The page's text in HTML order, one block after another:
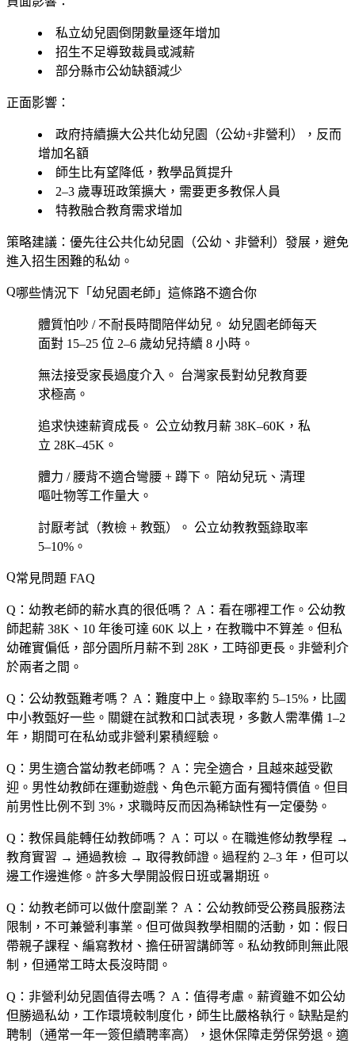
私立幼兒園倒閉數量逐年增加
招生不足導致裁員或減薪
部分縣市公幼缺額減少
正面影響：
政府持續擴大公共化幼兒園（公幼+非營利），反而
增加名額
師生比有望降低，教學品質提升
2–3 歲專班政策擴大，需要更多教保人員
特教融合教育需求增加
策略建議 ：優先往公共化幼兒園（公幼、非營利）發展，避免
進入招生困難的私幼。
哪些情況下「幼兒園老師」這條路不適合你
體質怕吵 / 不耐長時間陪伴幼兒。 幼兒園老師每天
面對 15–25 位 2–6 歲幼兒持續 8 小時。
無法接受家長過度介入。 台灣家長對幼兒教育要
求極高。
追求快速薪資成長。 公立幼教月薪 38K–60K，私
立 28K–45K。
體力 / 腰背不適合彎腰 + 蹲下。
陪幼兒玩、清理
嘔吐物等工作量大。
討厭考試（教檢 + 教甄）。 公立幼教教甄錄取率
5–10%。
常見問題 FAQ
Q：幼教老師的薪水真的很低嗎？ A：看在哪裡工作。公幼教
師起薪 38K、10 年後可達 60K 以上，在教職中不算差。但私
幼確實偏低，部分園所月薪不到 28K，工時卻更長。非營利介
於兩者之間。
Q：公幼教甄難考嗎？ A：難度中上。錄取率約 5–15%，比國
中小教甄好一些。關鍵在試教和口試表現，多數人需準備 1–2
年，期間可在私幼或非營利累積經驗。
Q：男生適合當幼教老師嗎？ A：完全適合，且越來越受歡
迎。男性幼教師在運動遊戲、角色示範方面有獨特價值。但目
前男性比例不到 3%，求職時反而因為稀缺性有一定優勢。
Q：教保員能轉任幼教師嗎？ A：可以。在職進修幼教學程 →
教育實習 → 通過教檢 → 取得教師證。過程約 2–3 年，但可以
邊工作邊進修。許多大學開設假日班或暑期班。
Q：幼教老師可以做什麼副業？ A：公幼教師受公務員服務法
限制，不可兼營利事業。但可做與教學相關的活動，如：假日
帶親子課程、編寫教材、擔任研習講師等。私幼教師則無此限
制，但通常工時太長沒時間。
Q：非營利幼兒園值得去嗎？ A：值得考慮。薪資雖不如公幼
但勝過私幼，工作環境較制度化，師生比嚴格執行。缺點是約
聘制（通常一年一簽但續聘率高），退休保障走勞保勞退。適